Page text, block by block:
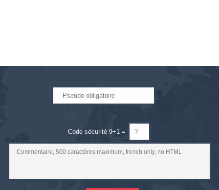
Code sécurité 9+1 =